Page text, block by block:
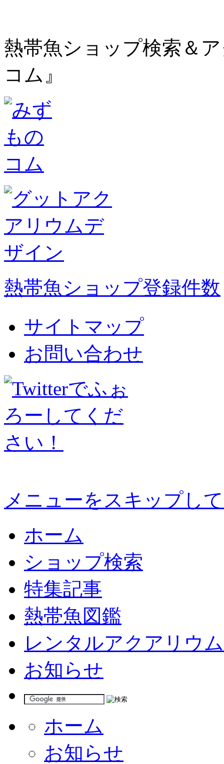
熱帯魚ショップ検索＆
コム』
熱帯魚ショップ登録件数
サイトマップ
お問い合わせ
メニューをスキップし
ホーム
ショップ検索
特集記事
熱帯魚図鑑
レンタルアクアリウム
お知らせ
ホーム
お知らせ